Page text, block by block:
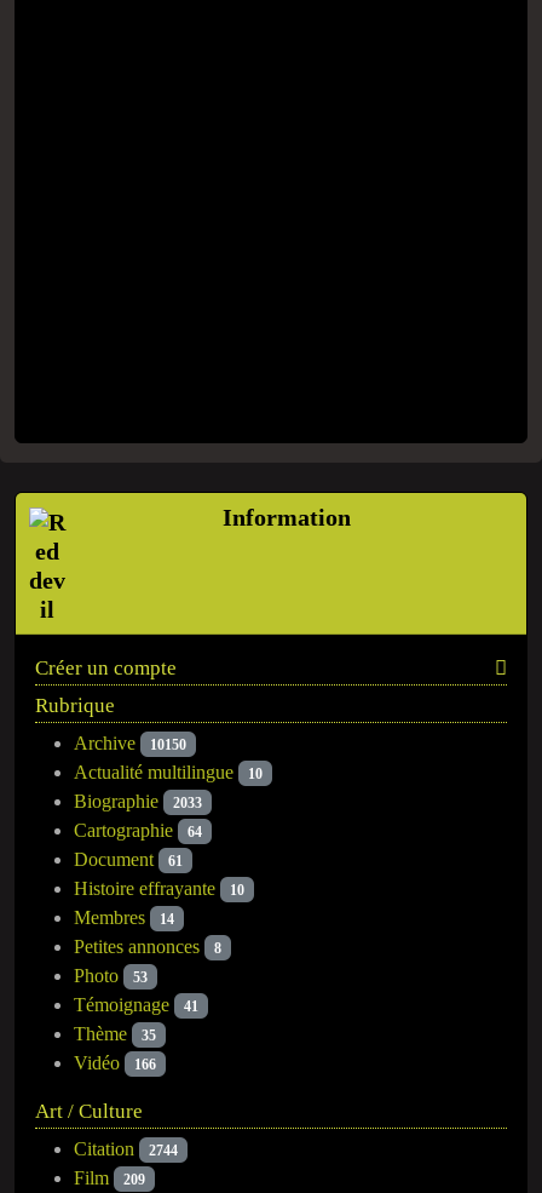
Information
Créer un compte
Rubrique
Archive 10150
Actualité multilingue 10
Biographie 2033
Cartographie 64
Document 61
Histoire effrayante 10
Membres 14
Petites annonces 8
Photo 53
Témoignage 41
Thème 35
Vidéo 166
Art / Culture
Citation 2744
Film 209